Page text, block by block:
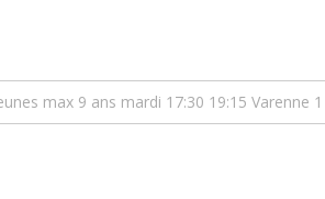
max 9 ans mardi 17:30 19:15 Varenne 1